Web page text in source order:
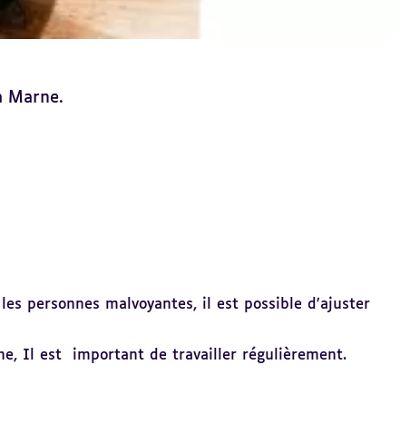
Marne.
personnes malvoyantes, il est possible d'ajuster
Il est important de travailler régulièrement.